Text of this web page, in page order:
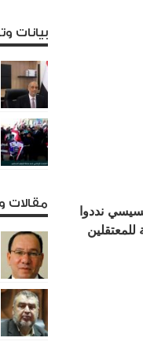
نددوا
للمعتقلين
بيانات
مقالات